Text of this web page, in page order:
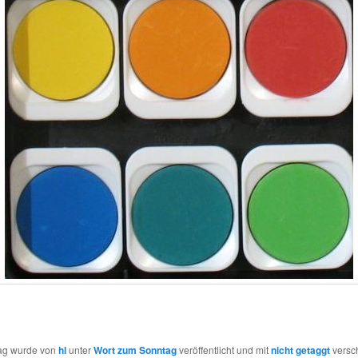
wurde von hlunterWort zum Sonntagveröffentlicht und mitnicht getaggt